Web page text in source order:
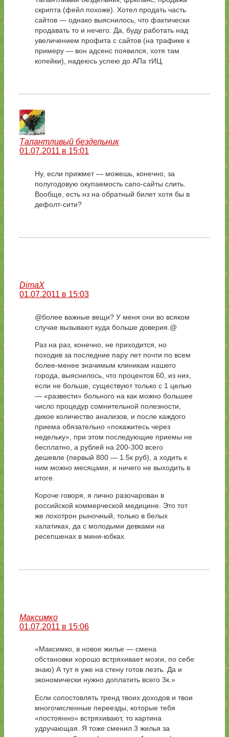
скрипта (фейл похоже). Хотел продать часть
сайтов — однако выяснилось, что фактически
продавать то и нечего. Да, буду работать над
увеличением профита с сайтов (на трафике к
примеру — вон адсенс появился, хотя там
копейки), надеюсь успею до АПа тИЦ.
Талантливый бездельник
01.07.2011 в 15:01
Ну, если прижмет — можешь, конечно, за
полугодовую окупаемость сапо-сайты слить.
Вообще, есть нз на обратный билет хотя бы в
дефолт-сити?
DimaX
01.07.2011 в 15:03
@более важные вещи? У меня они во всяком
случае вызывают куда больше доверия.@
Раз на раз, конечно, не приходится, но
походив за последние пару лет почти по всем
более-менее значимым клиникам нашего
города, выяснилось, что процентов 60, из них,
если не больше, существуют только с 1 целью
— «развести» больного на как можно большее
число процедур сомнительной полезности,
дикое количество анализов, и после каждого
приема обязательно «покажитесь через
недельку», при этом последующие приемы не
бесплатно, а рублей на 200-300 всего
дешевле (первый 800 — 1.5к руб), а ходить к
ним можно месяцами, и ничего не выходить в
итоге.
Короче говоря, я лично разочарован в
российской коммерческой медицине. Это тот
же лохотрон рыночный, только в белых
халатиках, да с молодыми девками на
ресепшенах в мини-юбках.
Максимко
01.07.2011 в 15:06
«Максимко, в новое жилье — смена
обстановки хорошо встряхивает мозги, по себе
знаю) А тут я уже на стену готов лезть. Да и
экономически нужно доплатить всего 3к.»
Если сопостовлять тренд твоих доходов и твои
многочисленные переезды, которые тебя
«постоянно» встряхивают, то картина
удручающая. Я тоже сменил 3 жилья за